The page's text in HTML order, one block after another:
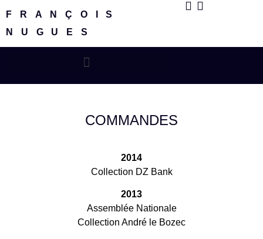
FRANÇOIS
NUGUES
COMMANDES
2014
Collection DZ Bank
2013
Assemblée Nationale
Collection André le Bozec